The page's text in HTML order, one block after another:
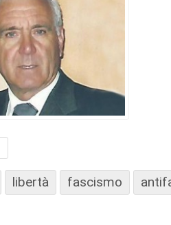
libertà fascismo